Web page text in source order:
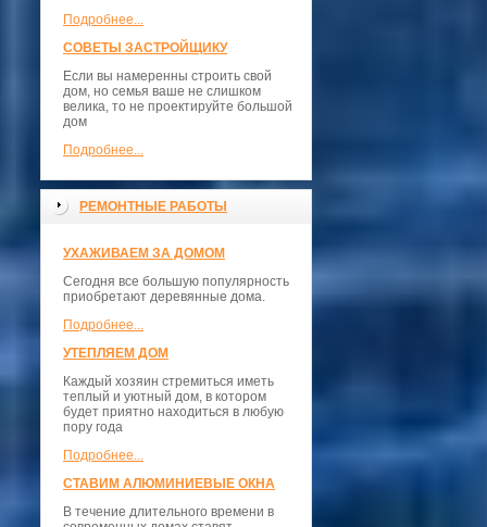
Подробнее...
СОВЕТЫ ЗАСТРОЙЩИКУ
Если вы намеренны строить свой
дом, но семья ваше не слишком
велика, то не проектируйте большой
дом
Подробнее...
РЕМОНТНЫЕ РАБОТЫ
УХАЖИВАЕМ ЗА ДОМОМ
Сегодня все большую популярность
приобретают деревянные дома.
Подробнее...
УТЕПЛЯЕМ ДОМ
Каждый хозяин стремиться иметь
теплый и уютный дом, в котором
будет приятно находиться в любую
пору года
Подробнее...
СТАВИМ АЛЮМИНИЕВЫЕ ОКНА
В течение длительного времени в